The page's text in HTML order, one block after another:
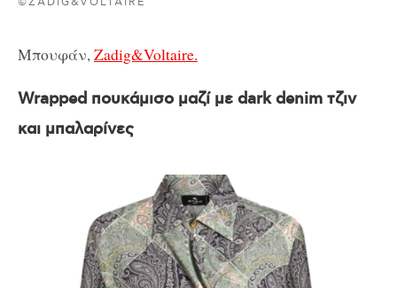
Μπουφάν, Zadig&Voltaire.
Wrapped πουκάμισο μαζί με dark denim τζιν
και μπαλαρίνες